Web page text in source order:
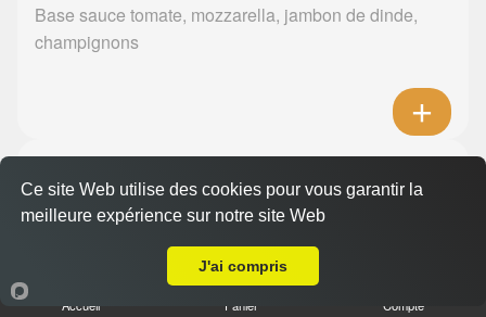
Base sauce tomate, mozzarella, jambon de dinde,
champignons
Dès 11.00 €
Base sauce tomate, mozzarella, merguez, poivrons
Accueil Panier Compte
Ce site Web utilise des cookies pour vous garantir la
meilleure expérience sur notre site Web
J'ai compris